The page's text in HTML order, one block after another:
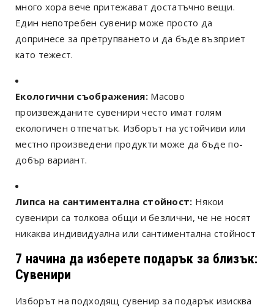
много хора вече притежават достатъчно вещи.
Един непотребен сувенир може просто да
допринесе за претрупването и да бъде възприет
като тежест.
Екологични съображения:Масово
произвежданите сувенири често имат голям
екологичен отпечатък. Изборът на устойчиви или
местно произведени продукти може да бъде по-
добър вариант.
Липса на сантиментална стойност: Някои
сувенири са толкова общи и безлични, че не носят
никаква индивидуална или сантиментална стойност
7 начина да изберете подарък за близък:
Сувенири
Изборът на подходящ сувенир за подарък изисква